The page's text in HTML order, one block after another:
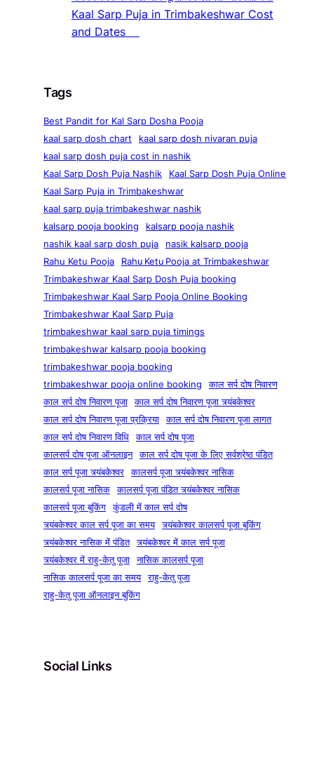
Kaal Sarp Puja in Trimbakeshwar Cost
and Dates
Tags
Best Pandit for Kal Sarp Dosha Pooja
kaal sarp dosh chart
kaal sarp dosh nivaran puja
kaal sarp dosh puja cost in nashik
Kaal Sarp Dosh Puja Nashik
Kaal Sarp Dosh Puja Online
Kaal Sarp Puja in Trimbakeshwar
kaal sarp puja trimbakeshwar nashik
kalsarp pooja booking
kalsarp pooja nashik
nashik kaal sarp dosh puja
nasik kalsarp pooja
Rahu Ketu Pooja
Rahu Ketu Pooja at Trimbakeshwar
Trimbakeshwar Kaal Sarp Dosh Puja booking
Trimbakeshwar Kaal Sarp Pooja Online Booking
Trimbakeshwar Kaal Sarp Puja
trimbakeshwar kaal sarp puja timings
trimbakeshwar kalsarp pooja booking
trimbakeshwar pooja booking
trimbakeshwar pooja online booking
काल सर्प दोष निवारण
काल सर्प दोष निवारण पूजा
काल सर्प दोष निवारण पूजा त्र्यंबकेश्वर
काल सर्प दोष निवारण पूजा प्रक्रिया
काल सर्प दोष निवारण पूजा लागत
काल सर्प दोष निवारण विधि
काल सर्प दोष पूजा
कालसर्प दोष पूजा ऑनलाइन
काल सर्प दोष पूजा के लिए सर्वश्रेष्ठ पंडित
काल सर्प पूजा त्र्यंबकेश्वर
कालसर्प पूजा त्र्यंबकेश्वर नासिक
कालसर्प पूजा नासिक
कालसर्प पूजा पंडित त्र्यंबकेश्वर नासिक
कालसर्प पूजा बुकिंग
कुंडली में काल सर्प दोष
त्र्यंबकेश्वर काल सर्प पूजा का समय
त्र्यंबकेश्वर कालसर्प पूजा बुकिंग
त्र्यंबकेश्वर नासिक में पंडित
त्र्यंबकेश्वर में काल सर्प पूजा
त्र्यंबकेश्वर में राहु-केतु पूजा
नासिक कालसर्प पूजा
नासिक कालसर्प पूजा का समय
राहु-केतु पूजा
राहु-केतु पूजा ऑनलाइन बुकिंग
Social Links